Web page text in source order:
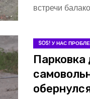
встречи
SOS! У НАС
Парковка